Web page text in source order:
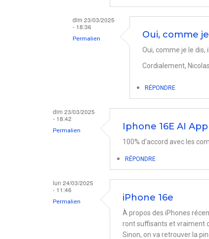
dim 23/03/2025
- 18:36
Permalien
vidéo
Oui, comme
Oui, comme je le dis,
Cordialement, Nicolas
RÉPONDRE
dim 23/03/2025
- 18:42
Permalien Iphone 16E AI
100% d'accord avec les
RÉPONDRE
lun 24/03/2025
- 11:46
Permalien iPhone 16e
À propos des iPhones
ront suffisants et vraiment
Sinon, on va retrouver la